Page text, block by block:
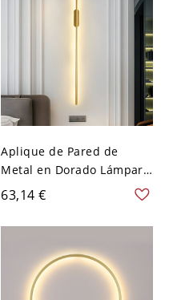
Aplique de Pared de
Metal en Dorado Lámpara
de Pared LED Lineal
Simplista para Dormitorio
- 110 A 120 V Dorado
Rectángulo
63,14 €